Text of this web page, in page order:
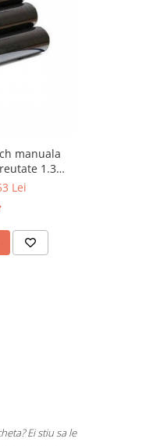
manuala
1.3
Lei
Ei stiu sa le